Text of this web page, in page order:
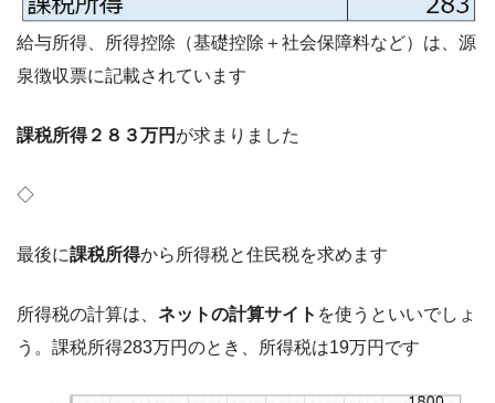
給与所得、所得控除（基礎控除＋社会保障料など）は、源
泉徴収票に記載されています
課税所得２８３万円 が求まりました
◇
最後に課税所得から所得税と住民税を求めます
所得税の計算は、 ネットの計算サイト を使うといいでしょ
う。課税所得283万円のとき、所得税は19万円です